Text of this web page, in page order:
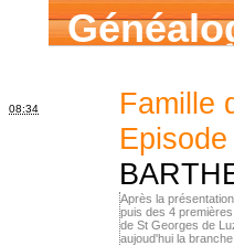
08:34
Famille
Après la
puis des 4
de St Georges de
aujoud'hui la